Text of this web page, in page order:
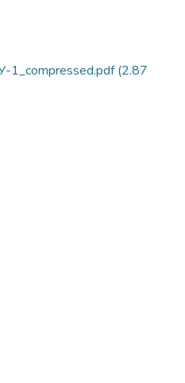
1_compressed.pdf(2.87